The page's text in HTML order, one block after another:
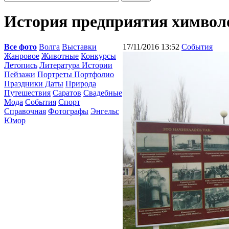
История предприятия
Все фото Волга Выставки
Жанровое Животные Конкурсы
Летопись Литература Истории
Пейзажи Портреты Портфолио
Праздники Даты Природа
Путешествия Саратов Свадебные
Мода События Спорт
Справочная Фотографы Энгельс
Юмор
17/11/2016 13:52 События